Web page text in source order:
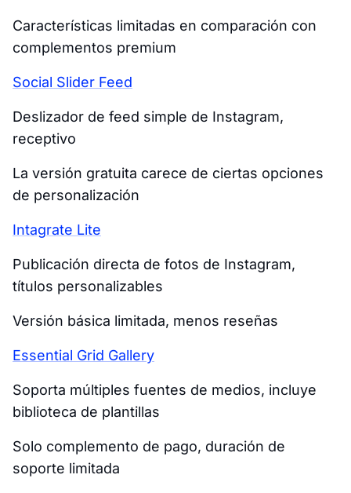
Características limitadas en comparación con
complementos premium
Social Slider Feed
Deslizador de feed simple de Instagram,
receptivo
La versión gratuita carece de ciertas opciones
de personalización
Intagrate Lite
Publicación directa de fotos de Instagram,
títulos personalizables
Versión básica limitada, menos reseñas
Essential Grid Gallery
Soporta múltiples fuentes de medios, incluye
biblioteca de plantillas
Solo complemento de pago, duración de
soporte limitada